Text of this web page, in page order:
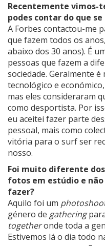
Recentemente vimos-
podes contar do que
A Forbes contactou-me
que fazem todos os
abaixo dos 30 anos). É
pessoas que fazem a
sociedade. Geralmente
tecnológico e
mas eles consideraram
como desportista. Por
eu aceitei fazer parte
pessoal, mais como
vitória para o surf ser
nosso.
Foi muito diferente dos
fotos em estúdio e
fazer?
Aquilo foi um
género de gathering
togetheronde toda a
Estivemos lá o dia todo